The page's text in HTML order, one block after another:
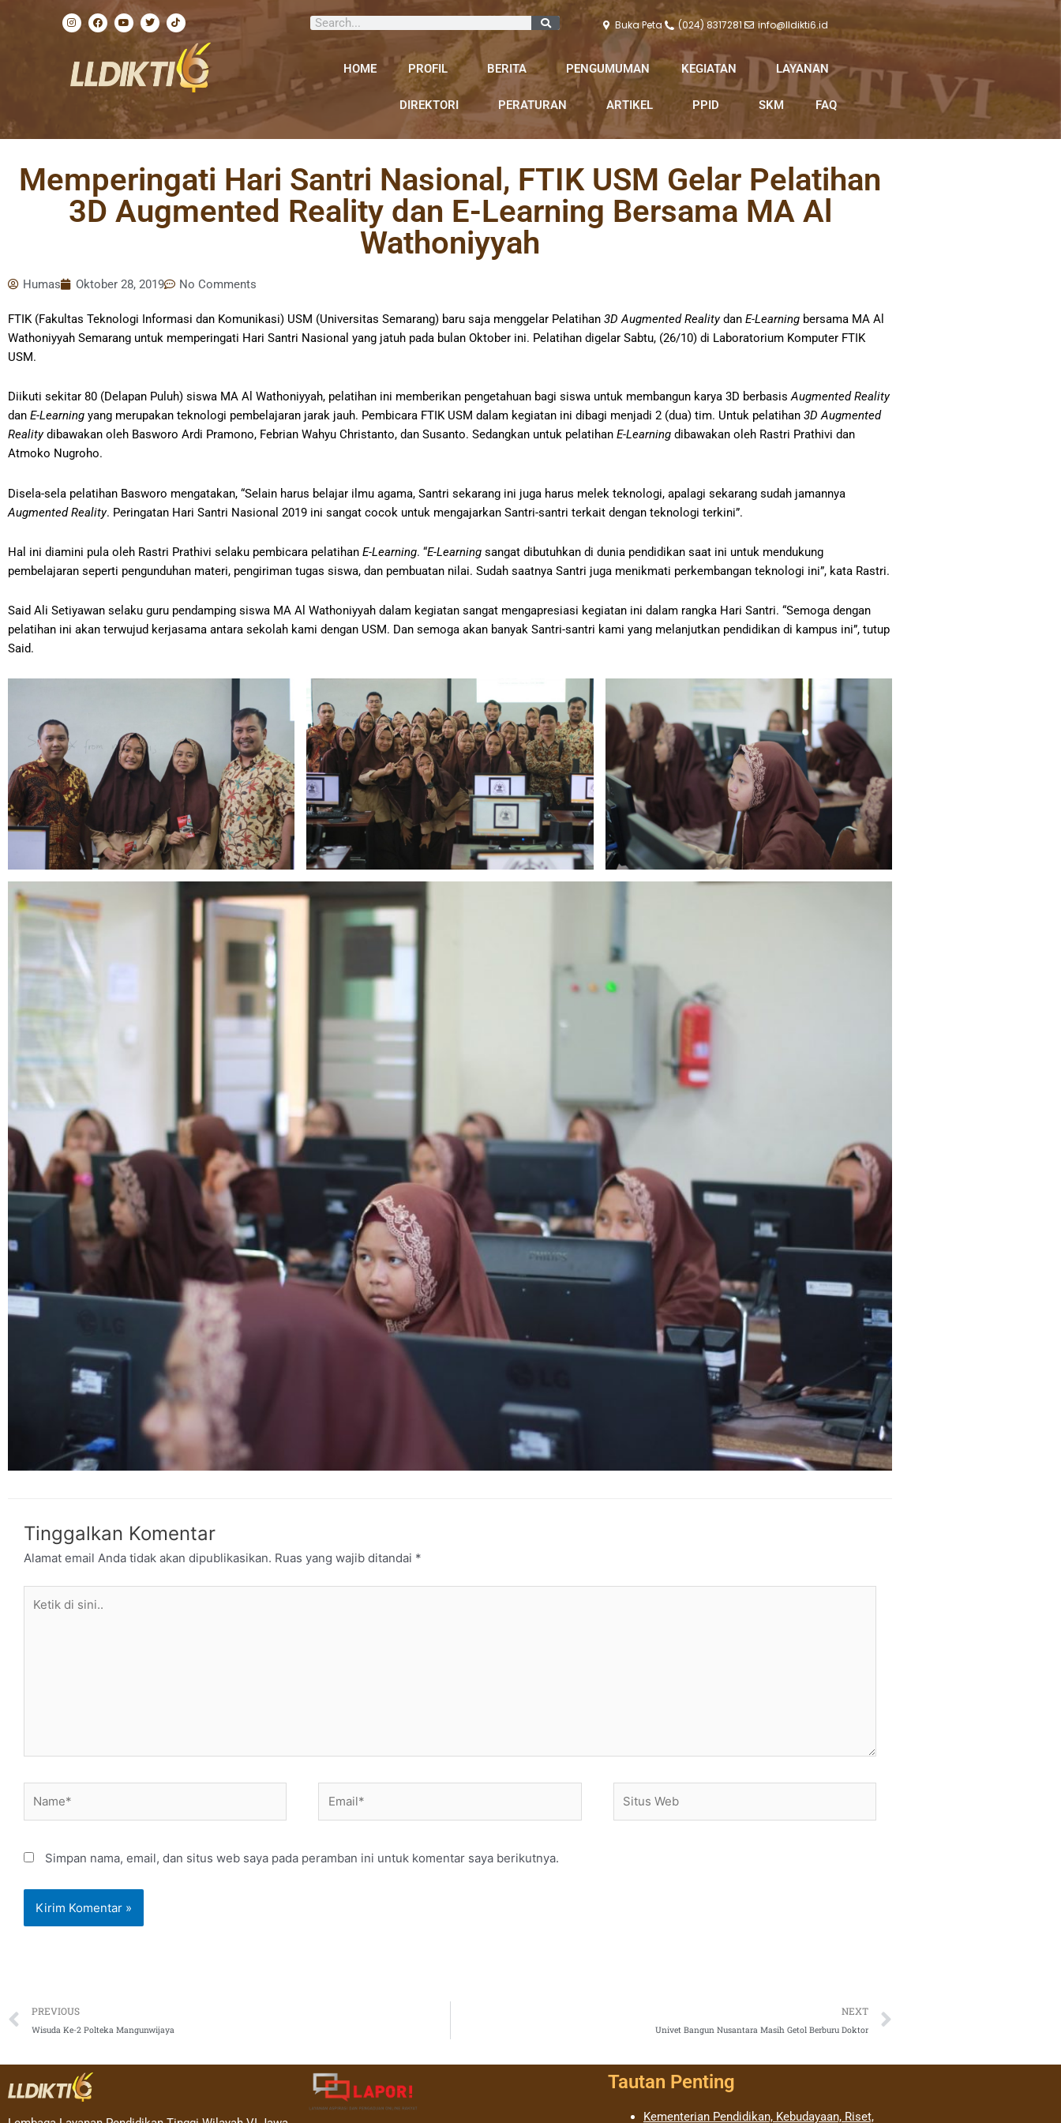
I
n
g
r
a
F
a
o
o
k
Y
o
b
e
T
w
e
T
i
t
o
k
Search Buka Peta (024) 8317281 info@lldikti6.id
HOME PROFIL BERITA PENGUMUMAN KEGIATAN LAYANAN
DIREKTORI PERATURAN ARTIKEL PPID SKM FAQ
Memperingati Hari Santri Nasional, FTIK USM Gelar Pelatihan
3D Augmented Reality dan E-Learning Bersama MA Al
Wathoniyyah
Humas Oktober 28, 2019 No Comments
FTIK (Fakultas Teknologi Informasi dan Komunikasi) USM (Universitas Semarang) baru saja menggelar Pelatihan 3D Augmented Realitydan E-Learning bersama MA Al
Wathoniyyah Semarang untuk memperingati Hari Santri Nasional yang jatuh pada bulan Oktober ini. Pelatihan digelar Sabtu, (26/10) di Laboratorium Komputer FTIK
USM.
Diikuti sekitar 80 (Delapan Puluh) siswa MA Al Wathoniyyah, pelatihan ini memberikan pengetahuan bagi siswa untuk membangun karya 3D berbasisAugmented Reality
dan E-Learning yang merupakan teknologi pembelajaran jarak jauh. Pembicara FTIK USM dalam kegiatan ini dibagi menjadi 2 (dua) tim. Untuk pelatihan 3D Augmented
Realitydibawakan oleh Basworo Ardi Pramono, Febrian Wahyu Christanto, dan Susanto. Sedangkan untuk pelatihan E-Learning dibawakan oleh Rastri Prathivi dan
Atmoko Nugroho.
Disela-sela pelatihan Basworo mengatakan, “Selain harus belajar ilmu agama, Santri sekarang ini juga harus melek teknologi, apalagi sekarang sudah jamannya
Augmented Reality. Peringatan Hari Santri Nasional 2019 ini sangat cocok untuk mengajarkan Santri-santri terkait dengan teknologi terkini”.
Hal ini diamini pula oleh Rastri Prathivi selaku pembicara pelatihan E-Learning. “E-Learning sangat dibutuhkan di dunia pendidikan saat ini untuk mendukung
pembelajaran seperti pengunduhan materi, pengiriman tugas siswa, dan pembuatan nilai. Sudah saatnya Santri juga menikmati perkembangan teknologi ini”, kata Rastri.
Said Ali Setiyawan selaku guru pendamping siswa MA Al Wathoniyyah dalam kegiatan sangat mengapresiasi kegiatan ini dalam rangka Hari Santri. “Semoga dengan
pelatihan ini akan terwujud kerjasama antara sekolah kami dengan USM. Dan semoga akan banyak Santri-santri kami yang melanjutkan pendidikan di kampus ini”, tutup
Said.
Tinggalkan Komentar
Alamat email Anda tidak akan dipublikasikan. Ruas yang wajib ditandai *
Web
Simpan nama, email, dan situs web saya pada peramban ini untuk komentar saya berikutnya.
Prev
PREVIOUS
Wisuda Ke-2 Polteka Mangunwijaya
NEXT
Univet Bangun Nusantara Masih Getol Berburu Doktor
Tautan Penting
Kementerian Pendidikan, Kebudayaan, Riset,